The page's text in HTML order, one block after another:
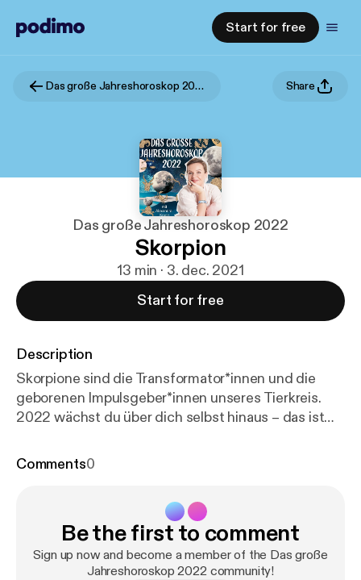
Start for free
Das große Jahreshoroskop 2022 Share
Das große Jahreshoroskop 2022
Skorpion
13 min · 3. dec. 2021
Start for free
Description
Skorpione sind die Transformator*innen und die
geborenen Impulsgeber*innen unseres Tierkreis.
2022 wächst du über dich selbst hinaus – das ist
lange belastet hat, nicht mehr im Weg steht. Mutig,
Super: April
Comments0
Be the first to comment
Sign up now and become a member of the Das große
Jahreshoroskop 2022 community!